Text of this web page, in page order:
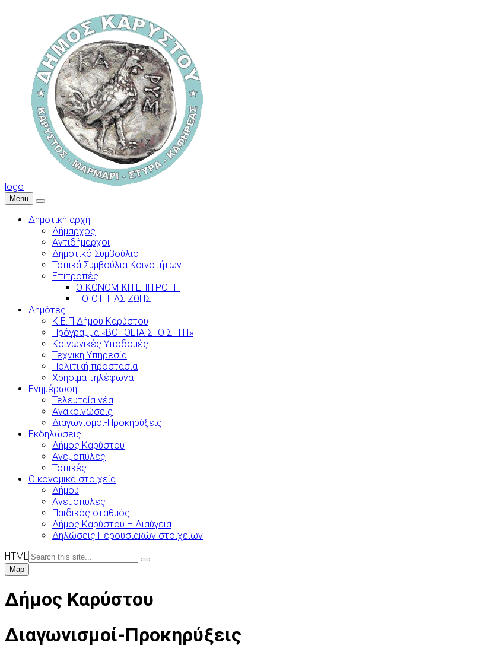
logo
Menu
Δημοτική αρχή
Δήμαρχος
Αντιδήμαρχοι
Δημοτικό Συμβούλιο
Τοπικά Συμβούλια Κοινοτήτων
Επιτροπές
ΟΙΚΟΝΟΜΙΚΗ ΕΠΙΤΡΟΠΗ
ΠΟΙΟΤΗΤΑΣ ΖΩΗΣ
Δημότες
Κ.Ε.Π Δήμου Καρύστου
Πρόγραμμα «ΒΟΗΘΕΙΑ ΣΤΟ ΣΠΙΤΙ»
Κοινωνικές Υποδομές
Τεχνική Υπηρεσία
Πολιτική προστασία
Χρήσιμα τηλέφωνα
Ενημέρωση
Τελευταία νέα
Ανακοινώσεις
Διαγωνισμοί-Προκηρύξεις
Εκδηλώσεις
Δήμος Καρύστου
Ανεμοπύλες
Τοπικές
Οικονομικά στοιχεία
Δήμου
Ανεμοπυλες
Παιδικός σταθμός
Δήμος Καρύστου – Διαύγεια
Δηλώσεις Περουσιακών στοιχείων
HTML
Map
Δήμος Καρύστου
Διαγωνισμοί-Προκηρύξεις